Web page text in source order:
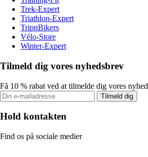
Trek-Expert
Triathlon-Expert
TripnBikers
Vélo-Store
Winter-Expert
Tilmeld dig vores nyhedsbrev
Få 10 % rabat ved at tilmelde dig vores
Tilmeld dig
Hold kontakten
Find os på sociale medier